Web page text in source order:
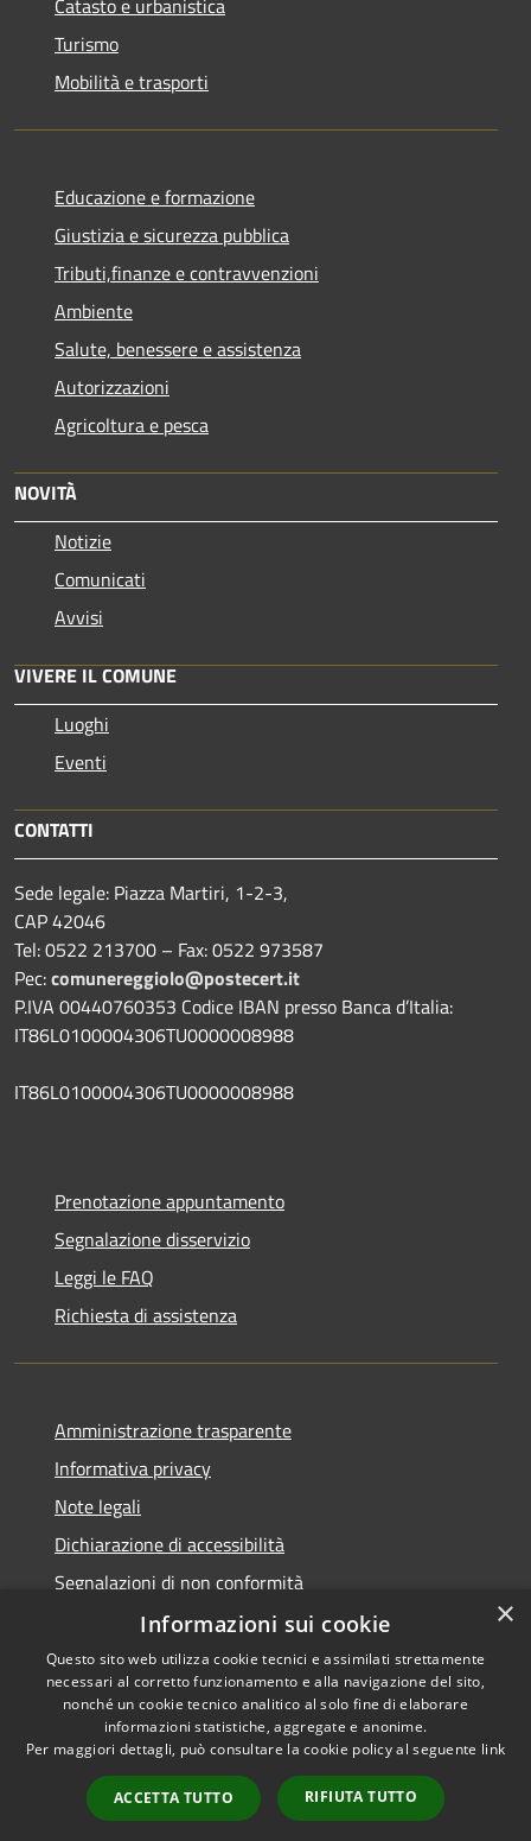
Turismo
Mobilità e trasporti
Educazione e formazione
Giustizia e sicurezza pubblica
Tributi,finanze e contravvenzioni
Ambiente
Salute, benessere e assistenza
Autorizzazioni
Agricoltura e pesca
NOVITÀ
Notizie
Comunicati
Avvisi
VIVERE IL COMUNE
Luoghi
Eventi
CONTATTI
Sede legale: Piazza Martiri, 1-2-3,
CAP 42046
Tel: 0522 213700 – Fax: 0522 973587
Pec:comunereggiolo@postecert.it
P.IVA 00440760353 Codice IBAN presso Banca d’Italia:
IT86L0100004306TU0000008988
IT86L0100004306TU0000008988
Prenotazione appuntamento
Segnalazione disservizio
Leggi le FAQ
Richiesta di assistenza
Amministrazione trasparente
Informativa privacy
Note legali
Dichiarazione di accessibilità
Segnalazioni di non conformità
Accessibilità
Privacy
Mappa del sito
Copyright © 2026 • Comune di
Reggiolo • Powered by
Municipium•Accesso
redazione
×
Informazioni sui cookie
Questo sito web utilizza cookie tecnici e assimilati strettamente
necessari al corretto funzionamento e alla navigazione del sito,
nonché un cookie tecnico analitico al solo fine di elaborare
informazioni statistiche, aggregate e anonime.
Per maggiori dettagli, può consultare la cookie policy al seguente link
ACCETTA TUTTO RIFIUTA TUTTO